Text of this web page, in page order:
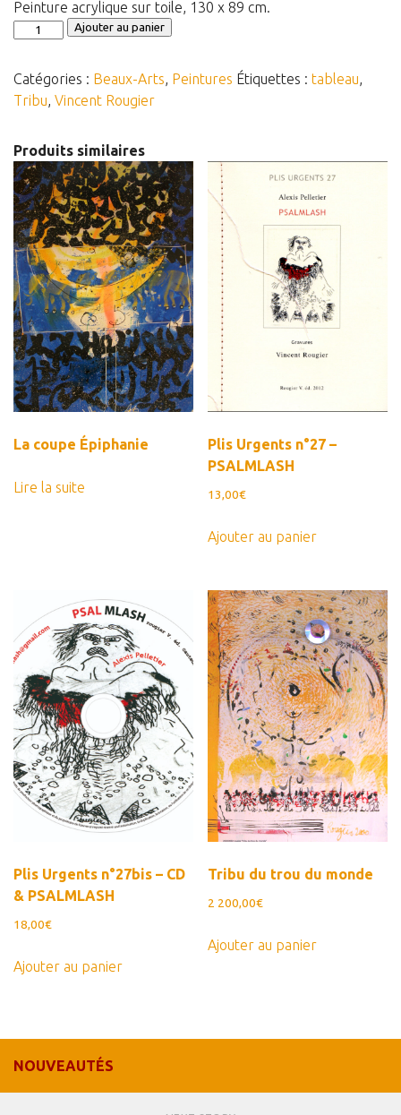
Peinture acrylique sur toile, 130 x 89 cm.
quantité
Tribu
alphabête
Ajouter au panier
Catégories : Beaux-Arts Peintures Étiquettes : tableau
Tribu Vincent Rougier
Produits similaires
La coupe Épiphanie
Lire la suite
Plis Urgents n°27 –
PSALMLASH
13,00€
Ajouter au panier
Plis Urgents n°27bis – CD
& PSALMLASH
18,00€
Ajouter au panier
Tribu du trou du monde
2 200,00€
Ajouter au panier
NOUVEAUTÉS